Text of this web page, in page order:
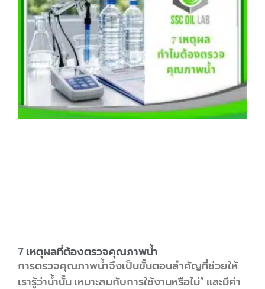
7 เหตุผลที่ต้องตรวจคุณภาพน้ำ
การตรวจคุณภาพน้ำจึงเป็นขั้นตอนสำคัญที่ช่วยให้
เรารู้ว่าน้ำนั้น เหมาะสมกับการใช้งานหรือไม่” และมีค่า